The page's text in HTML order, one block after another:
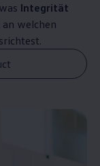
Integrität
welchen